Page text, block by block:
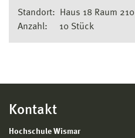
Standort: Haus 18 Raum 210
Anzahl: 10 Stück
Kontakt
Hochschule Wismar